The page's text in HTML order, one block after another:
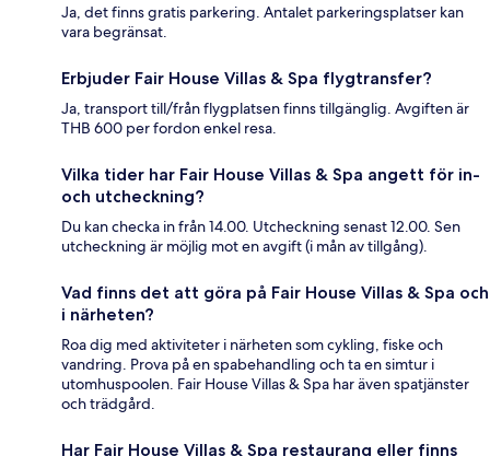
Ja, det finns gratis parkering. Antalet parkeringsplatser kan
vara begränsat.
Erbjuder Fair House Villas & Spa flygtransfer?
Ja, transport till/från flygplatsen finns tillgänglig. Avgiften är
THB 600 per fordon enkel resa.
Vilka tider har Fair House Villas & Spa angett för in-
och utcheckning?
Du kan checka in från 14.00. Utcheckning senast 12.00. Sen
utcheckning är möjlig mot en avgift (i mån av tillgång).
Vad finns det att göra på Fair House Villas & Spa och
i närheten?
Roa dig med aktiviteter i närheten som cykling, fiske och
vandring. Prova på en spabehandling och ta en simtur i
utomhuspoolen. Fair House Villas & Spa har även spatjänster
och trädgård.
Har Fair House Villas & Spa restaurang eller finns